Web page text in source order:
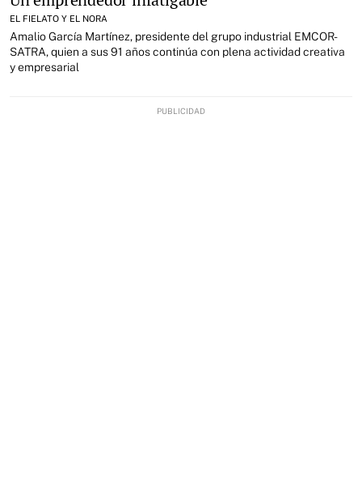
EL FIELATO Y EL NORA
Amalio García Martínez, presidente del grupo industrial EMCOR-
SATRA, quien a sus 91 años continúa con plena actividad creativa
y empresarial